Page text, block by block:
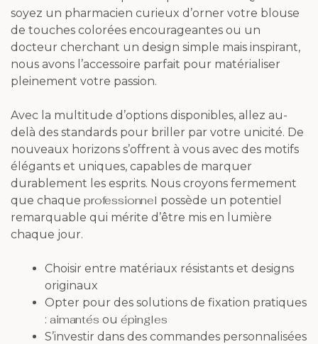
soyez un pharmacien curieux d’orner votre blouse
de touches colorées encourageantes ou un
docteur cherchant un design simple mais inspirant,
nous avons l’accessoire parfait pour matérialiser
pleinement votre passion.
Avec la multitude d’options disponibles, allez au-
delà des standards pour briller par votre unicité. De
nouveaux horizons s’offrent à vous avec des motifs
élégants et uniques, capables de marquer
durablement les esprits. Nous croyons fermement
que chaque professionnel possède un potentiel
remarquable qui mérite d’être mis en lumière
chaque jour.
Choisir entre matériaux résistants et designs
originaux
Opter pour des solutions de fixation pratiques
: aimantés ou épingles
S’investir dans des commandes personnalisées